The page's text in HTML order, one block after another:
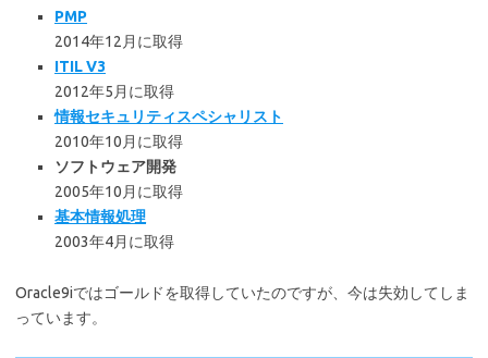
PMP
2014年12月に取得
ITIL V3
2012年5月に取得
情報セキュリティスペシャリスト
2010年10月に取得
ソフトウェア開発
2005年10月に取得
基本情報処理
2003年4月に取得
Oracle9iではゴールドを取得していたのですが、今は失効してしま
っています。